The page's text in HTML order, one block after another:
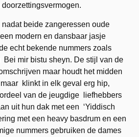
beide zangeressen oude
modern en dansbaar jasje
echt bekende nummers zoals
mir bistu sheyn. De stijl van de
maar houdt het midden
klinkt in elk geval erg hip,
van de jeugdige liefhebbers
uit hun dak met een ‘Yiddisch
met een heavy basdrum en een
nummers gebruiken de dames